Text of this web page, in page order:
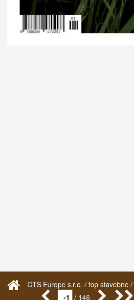
CTS Europe s.r.o. / top stavebne /
/ 146